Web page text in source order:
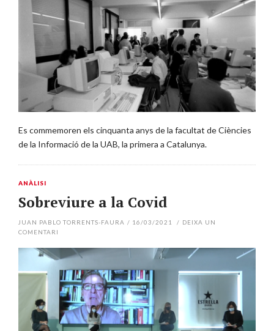
Es commemoren els cinquanta anys de la facultat de Ciències
de la Informació de la UAB, la primera a Catalunya.
ANÀLISI
Sobreviure a la Covid
JUAN PABLO TORRENTS-FAURA / 16/03/2021 / DEIXA UN
COMENTARI